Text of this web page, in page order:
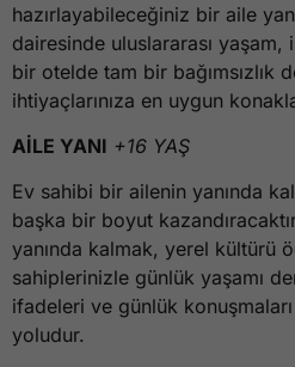
hazırlayabileceğiniz bir aile
dairesinde uluslararası
bir otelde tam bir bağımsızlık
ihtiyaçlarınıza en uygun
AİLE YANI +16 YAŞ
Ev sahibi bir ailenin yanında
başka bir boyut
yanında kalmak, yerel kültürü
sahiplerinizle günlük yaşamı
ifadeleri ve günlük
yoludur.